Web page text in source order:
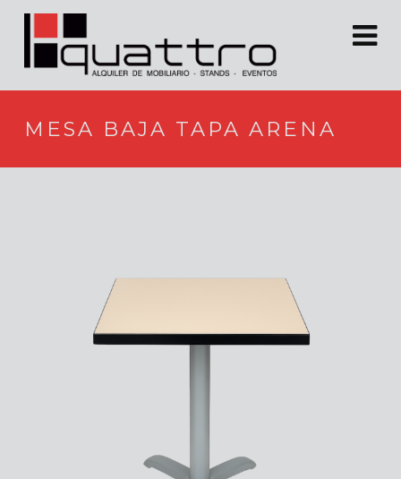
MESA BAJA TAPA ARENA